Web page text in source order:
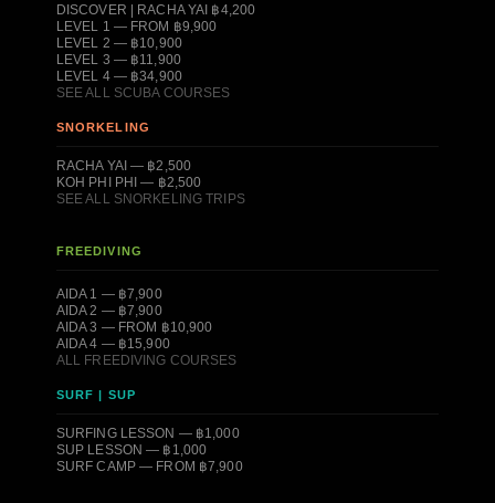
DISCOVER | RACHA YAI ฿4,200
LEVEL 1 — FROM ฿9,900
LEVEL 2 — ฿10,900
LEVEL 3 — ฿11,900
LEVEL 4 — ฿34,900
SEE ALL SCUBA COURSES
SNORKELING
RACHA YAI — ฿2,500
KOH PHI PHI — ฿2,500
SEE ALL SNORKELING TRIPS
FREEDIVING
AIDA 1 — ฿7,900
AIDA 2 — ฿7,900
AIDA 3 — FROM ฿10,900
AIDA 4 — ฿15,900
ALL FREEDIVING COURSES
SURF | SUP
SURFING LESSON — ฿1,000
SUP LESSON — ฿1,000
SURF CAMP — FROM ฿7,900